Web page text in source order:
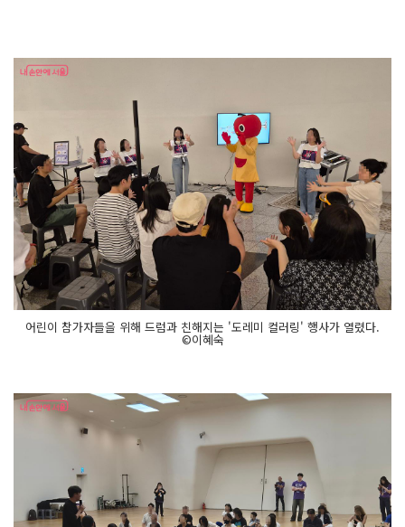
어린이 참가자들을 위해 드럼과 친해지는 '도레미 컬러링' 행사가 열렸다.
©이혜숙